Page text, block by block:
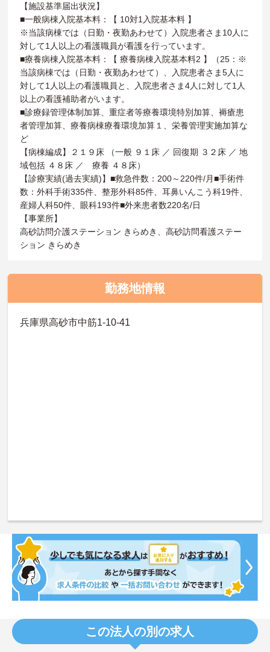
【施設基準届出状況】
■一般病棟入院基本料：【 10対1入院基本料 】
※当該病棟では（日勤・夜勤あわせて）入院患者さま10人に
対して1人以上の看護職員が看護を行っています。
■療養病棟入院基本料：【 療養病棟入院基本料2 】（25：※
当該病棟では（日勤・夜勤あわせて）、入院患者さま5人に
対して1人以上の看護職員と、入院患者さま4人に対して1人
以上の看護補助者がいます。
■診療録管理体制加算、重症者等療養環境特別加算、褥瘡患
者管理加算、療養病棟療養環境加算１、栄養管理実施加算な
ど
【病棟編成】２１９床 （一般 ９１床 ／ 回復期 ３２床 ／ 地
域包括 ４８床 ／ 療養 ４８床）
【診療実績(過去実績)】■救急件数：200～220件/月■手術件
数：外科手術335件、整形外科85件、耳鼻いんこう科19件、
産婦人科50件、眼科193件■外来患者数220名/日
【事業所】
高砂訪問介護ステーション きらめき、高砂訪問看護ステー
ション きらめき
勤務地情報
兵庫県高砂市中筋1-10-41
この法人の別の求人